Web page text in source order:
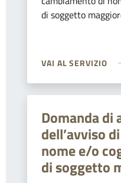
di soggetto
VAI AL SERVIZIO
Domanda di
dell’avviso
nome e/o
di soggetto